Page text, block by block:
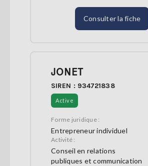
Consulter la fiche
JONET
SIREN : 934721838
Active
Forme juridique :
Entrepreneur individuel
Activité :
Conseil en relations
publiques et communication